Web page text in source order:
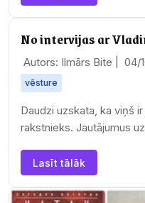
No intervijas ar
Autors: Ilmārs Bite | 04/
vēsture
Daudzi uzskata, ka viņš
rakstnieks. Jautājumus
Lasīt tālāk